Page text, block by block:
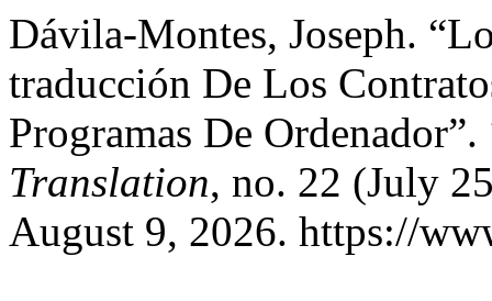
Dávila-Montes, Joseph.
traducción De Los
Programas De Ordenador”.
Translation, no. 22 (July
August 9, 2026. https://